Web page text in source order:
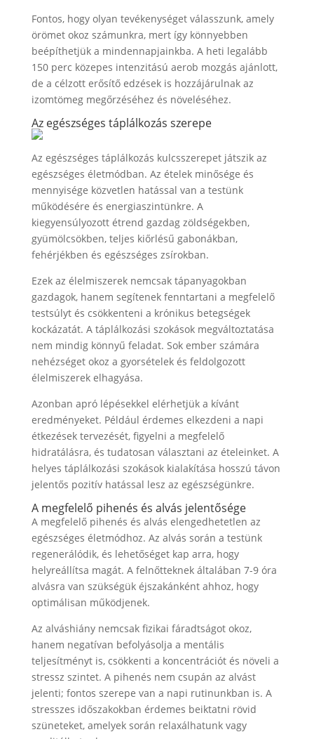
Fontos, hogy olyan tevékenységet válasszunk, amely
örömet okoz számunkra, mert így könnyebben
beépíthetjük a mindennapjainkba. A heti legalább
150 perc közepes intenzitású aerob mozgás ajánlott,
de a célzott erősítő edzések is hozzájárulnak az
izomtömeg megőrzéséhez és növeléséhez.
Az egészséges táplálkozás szerepe
Az egészséges táplálkozás kulcsszerepet játszik az
egészséges életmódban. Az ételek minősége és
mennyisége közvetlen hatással van a testünk
működésére és energiaszintünkre. A
kiegyensúlyozott étrend gazdag zöldségekben,
gyümölcsökben, teljes kiőrlésű gabonákban,
fehérjékben és egészséges zsírokban.
Ezek az élelmiszerek nemcsak tápanyagokban
gazdagok, hanem segítenek fenntartani a megfelelő
testsúlyt és csökkenteni a krónikus betegségek
kockázatát. A táplálkozási szokások megváltoztatása
nem mindig könnyű feladat. Sok ember számára
nehézséget okoz a gyorsételek és feldolgozott
élelmiszerek elhagyása.
Azonban apró lépésekkel elérhetjük a kívánt
eredményeket. Például érdemes elkezdeni a napi
étkezések tervezését, figyelni a megfelelő
hidratálásra, és tudatosan választani az ételeinket. A
helyes táplálkozási szokások kialakítása hosszú távon
jelentős pozitív hatással lesz az egészségünkre.
A megfelelő pihenés és alvás jelentősége
A megfelelő pihenés és alvás elengedhetetlen az
egészséges életmódhoz. Az alvás során a testünk
regenerálódik, és lehetőséget kap arra, hogy
helyreállítsa magát. A felnőtteknek általában 7-9 óra
alvásra van szükségük éjszakánként ahhoz, hogy
optimálisan működjenek.
Az alváshiány nemcsak fizikai fáradtságot okoz,
hanem negatívan befolyásolja a mentális
teljesítményt is, csökkenti a koncentrációt és növeli a
stressz szintet. A pihenés nem csupán az alvást
jelenti; fontos szerepe van a napi rutinunkban is. A
stresszes időszakokban érdemes beiktatni rövid
szüneteket, amelyek során relaxálhatunk vagy